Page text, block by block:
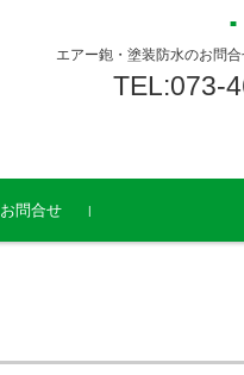
エアー鉋・塗装防水のお問
TEL:073-
お問合せ